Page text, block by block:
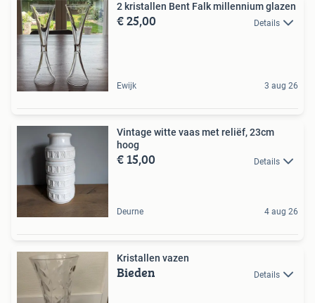
2 kristallen Bent Falk millennium glazen
€ 25,00 Details
Ewijk 3 aug 26
Vintage witte vaas met reliëf, 23cm
hoog
€ 15,00 Details
Deurne 4 aug 26
Kristallen vazen
Bieden Details